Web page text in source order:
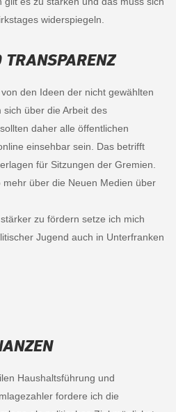
widerspiegeln.
TRANSPARENZ
den Ideen der nicht gewählten
sich über die Arbeit des
daher alle öffentlichen
einsehbar sein. Das betrifft
für Sitzungen der Gremien.
über die Neuen Medien über
zu fördern setze ich mich
Jugend auch in Unterfranken
Haushaltsführung und
fordere ich die